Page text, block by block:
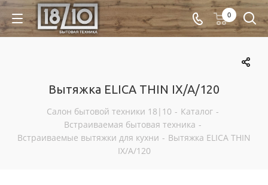
0
Вытяжка ELICA THIN IX/A/120
Салон бытовой техники 18|10 - Каталог -
Встраиваемая бытовая техника -
Встраиваемые вытяжки для кухни - Вытяжка ELICA THIN
IX/A/120